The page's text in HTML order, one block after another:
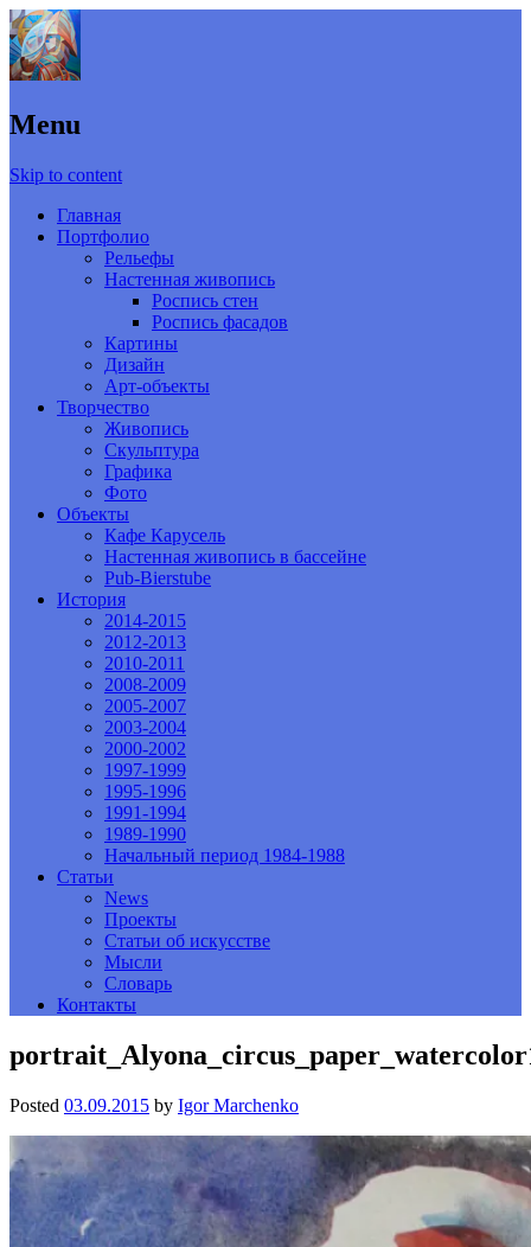
Menu
Skip to content
Главная
Портфолио
Рельефы
Настенная живопись
Роспись стен
Роспись фасадов
Картины
Дизайн
Арт-объекты
Творчество
Живопись
Скульптура
Графика
Фото
Объекты
Кафе Карусель
Настенная живопись в бассейне
Pub-Bierstube
История
2014-2015
2012-2013
2010-2011
2008-2009
2005-2007
2003-2004
2000-2002
1997-1999
1995-1996
1991-1994
1989-1990
Начальный период 1984-1988
Статьи
News
Проекты
Статьи об искусстве
Мысли
Словарь
Контакты
Posted 03.09.2015 by Igor Marchenko